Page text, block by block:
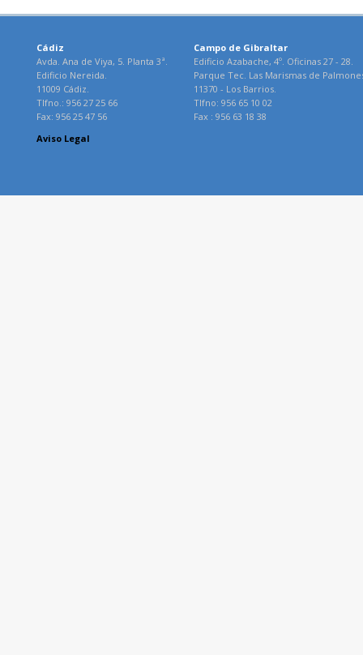
Cádiz
Avda. Ana de Viya, 5. Planta 3ª.
Edificio Nereida.
11009 Cádiz.
Tlfno.: 956 27 25 66
Fax: 956 25 47 56
Campo de Gibraltar
Edificio Azabache, 4º. Oficinas 27 - 28.
Parque Tec. Las Marismas de
11370 - Los Barrios.
Tlfno: 956 65 10 02
Fax : 956 63 18 38
Aviso Legal